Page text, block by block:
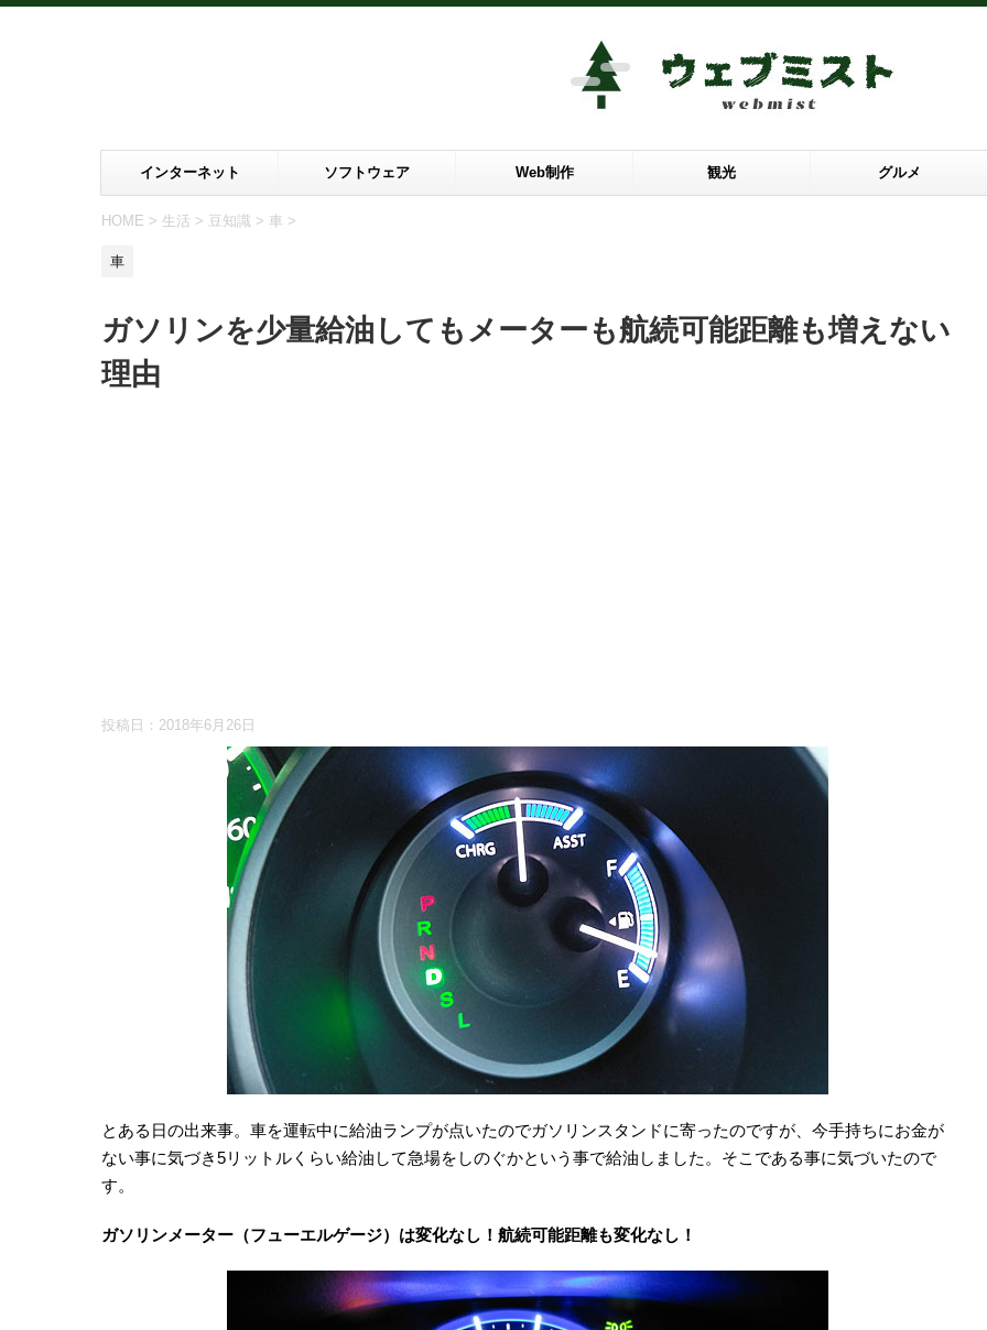
インターネット ソフトウェア Web制作 観光 グルメ
HOME > 生活 > 豆知識 > 車 >
車
ガソリンを少量給油してもメーターも航続可能距離も増えない
理由
投稿日： 2018年6月26日
とある日の出来事。車を運転中に給油ランプが点いたのでガソリンスタンドに寄ったのですが、今手持ちにお金が
ない事に気づき5リットルくらい給油して急場をしのぐかという事で給油しました。そこである事に気づいたので
す。
ガソリンメーター（フューエルゲージ）は変化なし！航続可能距離も変化なし！